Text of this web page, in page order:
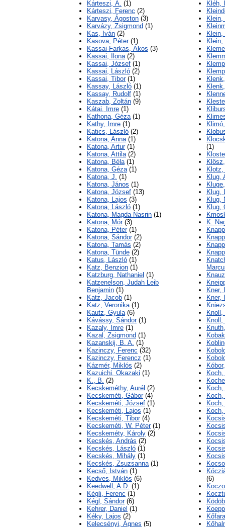
Kárteszi, Á. (1)
Kárteszi, Ferenc (2)
Karvasy, Ágoston (3)
Karvázy, Zsigmond (1)
Kas, Iván (2)
Kasova, Péter(1)
Kassai-Farkas, Ákos (3)
Kassai, Ilona(2)
Kassai, József (1)
Kassai, László (2)
Kassai, Tibor(1)
Kassay, László (1)
Kassay, Rudolf (1)
Kaszab, Zoltán (9)
Kátai, Imre (1)
Kathona, Géza(1)
Kathy, Imre (1)
Katics, László (2)
Katona, Anna(1)
Katona, Artur(1)
Katona, Attila(2)
Katona, Béla(1)
Katona, Géza(1)
Katona, J. (1)
Katona, János (1)
Katona, József (13)
Katona, Lajos (3)
Katona, László (1)
Katona, Magda Nasrin (1)
Katona, Mór(3)
Katona, Péter(1)
Katona, Sándor(2)
Katona, Tamás (2)
Katona, Tünde (2)
Katus, László (1)
Katz, Benzion (1)
Katzburg, Nathaniel (1)
Katzenelson, Judah Leib
Benjamin (1)
Katz, Jacob (1)
Katz, Veronika(1)
Kautz, Gyula(6)
Kávássy, Sándor(1)
Kazaly, Imre (1)
Kazal, Zsigmond (1)
Kazanskij, B. A. (1)
Kazinczy, Ferenc (32)
Kazinczy, Ferencz (1)
Kázmér, Miklós (2)
Kazuichi, Okazaki (1)
K., B. (2)
Kecskeméthy, Aurél (2)
Kecskeméti, Gábor(4)
Kecskeméti, József (1)
Kecskeméti, Lajos (1)
Kecskeméti, Tibor(4)
Kecskeméti, W. Péter(1)
Kecskeméty, Károly (2)
Kecskés, András (2)
Kecskés, László (1)
Kecskés, Mihály (1)
Kecskés, Zsuzsanna(1)
Kecső, István (1)
Kedves, Miklós (6)
Keedwell, A.D. (1)
Kégli, Ferenc (1)
Kégl, Sándor(6)
Kehrer, Daniel (1)
Kéky, Lajos (2)
Kelecsényi, Ágnes (5)
Kléh,
Klein,
Klein,
Klein,
(1)
Klug,
Klug,
Klug,
Klug,
K.
Kner,
Kner,
Knoll,
(6)